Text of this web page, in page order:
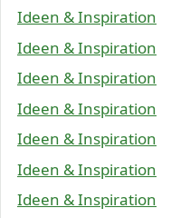
Ideen & Inspiration
Ideen & Inspiration
Ideen & Inspiration
Ideen & Inspiration
Ideen & Inspiration
Ideen & Inspiration
Ideen & Inspiration